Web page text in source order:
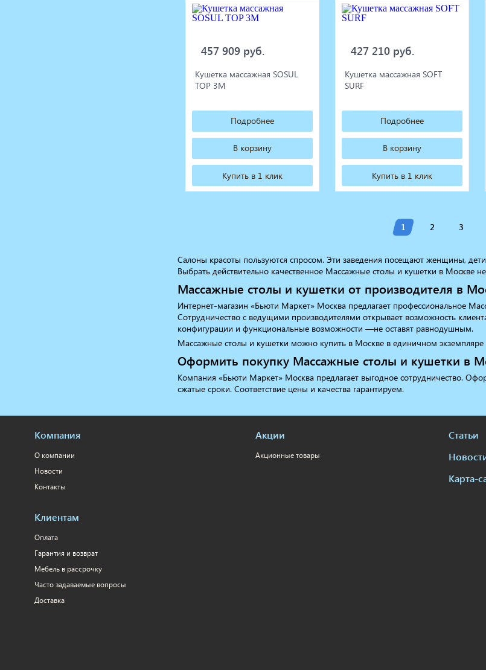
457 909 руб.
Кушетка массажная SOSUL
TOP 3M
Подробнее
В корзину
Купить в 1 клик
427 210 руб.
Кушетка массажная SOFT
SURF
Подробнее
В корзину
Купить в 1 клик
1 2 3
Салоны красоты пользуются спросом. Эти заведения посещают женщины,
Выбрать действительно качественное Массажные столы и кушетки в Москве
Массажные столы и кушетки от производителя в
Интернет-магазин «Бьюти Маркет» Москва предлагает профессиональное
Сотрудничество с ведущими производителями открывает возможность
конфигурации и функциональные возможности —не оставят равнодушным.
Массажные столы и кушетки можно купить в Москве в единичном экземпляре
Оформить покупку Массажные столы и кушетки в
Компания «Бьюти Маркет» Москва предлагает выгодное сотрудничество.
сжатые сроки. Соответствие цены и качества гарантируем.
Компания
О компании
Новости
Контакты
Клиентам
Оплата
Гарантия и возврат
Мебель в рассрочку
Часто задаваемые вопросы
Доставка
Акции
Акционные товары
Статьи
Карта-